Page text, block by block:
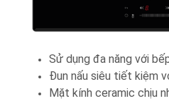
Sử dụng đa năng với
Đun nấu siêu tiết kiệm
Mặt kính ceramic chịu